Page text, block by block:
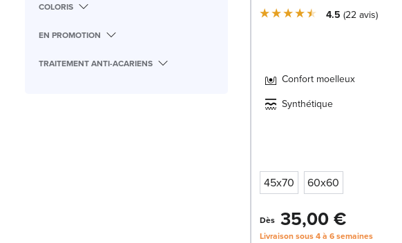
COLORIS
EN PROMOTION
TRAITEMENT ANTI-ACARIENS
4.5 22avis
Confort moelleux
Synthétique
45x70 60x60
Dès 35,00 €
Livraison sous 4 à 6 semaines